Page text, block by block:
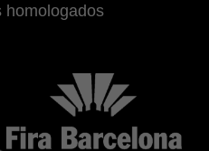
homologados